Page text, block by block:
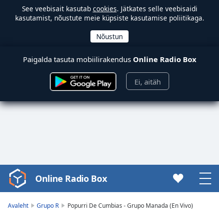
See veebisait kasutab cookies. Jätkates selle veebisaidi
kasutamist, nõustute meie küpsiste kasutamise poliitikaga.
Paigalda tasuta mobiilirakendus Online Radio Box
Ei, aitäh
Video
Player
Online Radio Box
Avaleht Grupo R Popurri De Cumbias - Grupo Manada (En Vivo)